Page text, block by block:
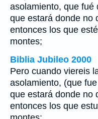
asolamiento, que fué
que estará donde no
entonces los que
montes;
Biblia Jubileo 2000
Pero cuando viereis
asolamiento, (que
que estará donde no
entonces los que